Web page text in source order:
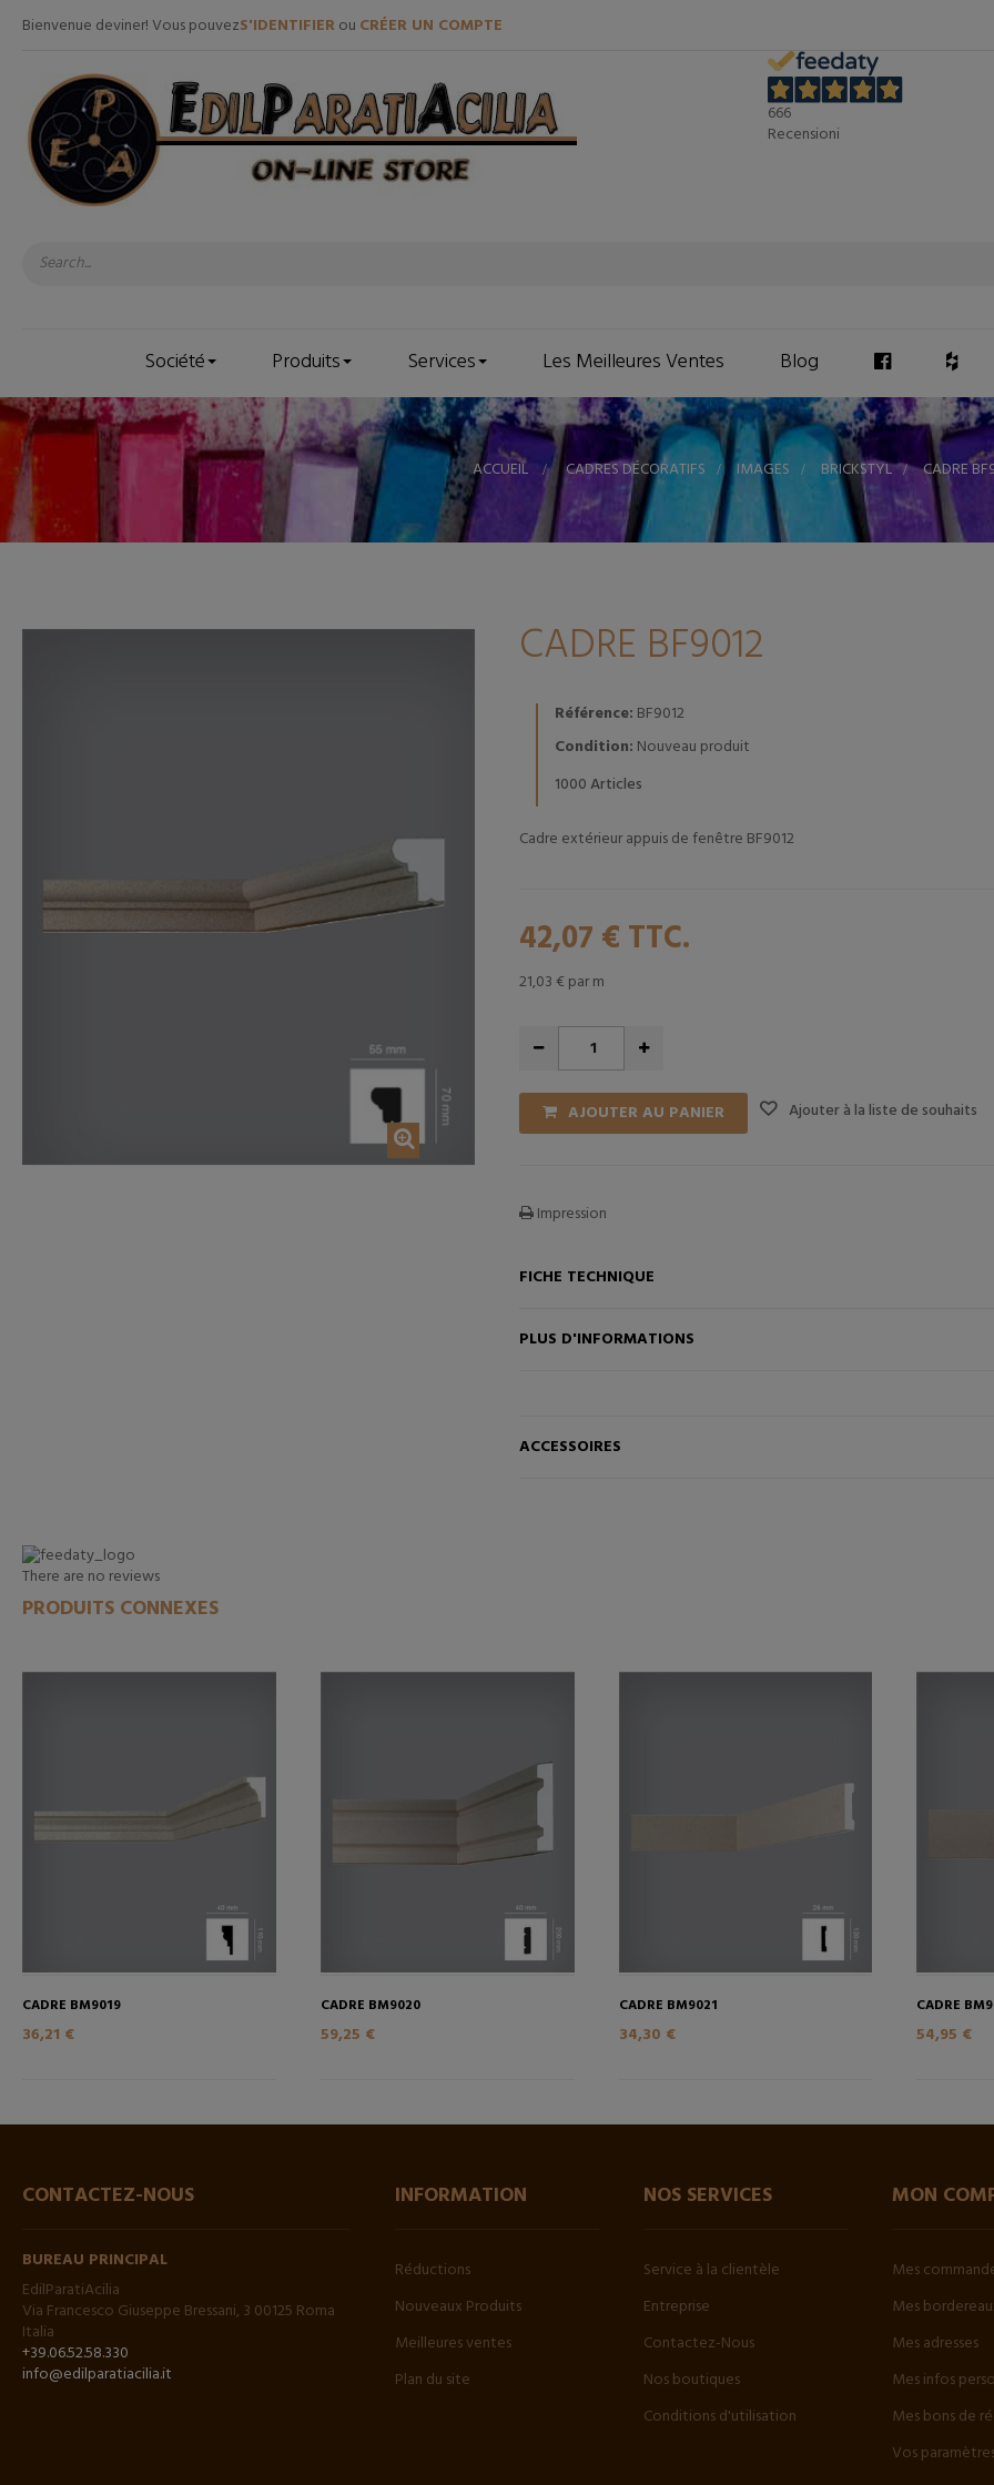
Bienvenue deviner! Vous pouvezS'IDENTIFIERou CRÉER UN COMPTE
666
Recensioni
Société Produits Services Les Meilleures Ventes Blog
ACCUEIL > CADRES DÉCORATIFS > IMAGES > BRICKSTYL > CADRE
CADRE BF9012
Référence: BF9012
Condition: Nouveau produit
1000Articles
Cadre extérieur appuis de fenêtre BF9012
42,07 € TTC.
21,03 € par m
AJOUTER AU PANIER Ajouter à la liste de souhaits
Impression
FICHE TECHNIQUE
PLUS D'INFORMATIONS
ACCESSOIRES
There are no reviews
PRODUITS CONNEXES
CADRE BM9019
36,21 €
AJOUTER AU PANIER
CADRE BM9020
59,25 €
CADRE BM9021
34,30 €
CADRE
54,95 €
CONTACTEZ-NOUS
BUREAU PRINCIPAL
EdilParatiAcilia
Via Francesco Giuseppe Bressani, 3 00125 Roma
Italia
+39.06.52.58.330
info@edilparatiacilia.it
INFORMATION
Réductions
Nouveaux Produits
Meilleures ventes
Plan du site
NOS SERVICES
Service à la clientèle
Entreprise
Contactez-Nous
Nos boutiques
Conditions d'utilisation
MON
Mes
Mes
Mes adresses
Mes infos
Mes bons de
Vos